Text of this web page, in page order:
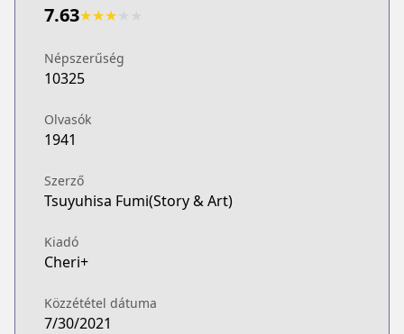
7.63★★★
Népszerűség
10325
Olvasók
1941
Szerző
Tsuyuhisa Fumi(Story & Art)
Kiadó
Cheri+
Közzététel dátuma
7/30/2021